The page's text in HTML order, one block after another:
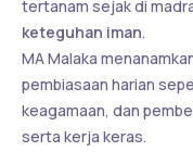
tertanam sejak di
keteguhan iman.
MA Malaka
pembiasaan harian
keagamaan, dan
serta kerja keras.